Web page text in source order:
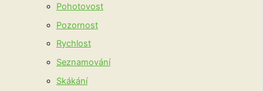
Pohotovost
Pozornost
Rychlost
Seznamování
Skákání